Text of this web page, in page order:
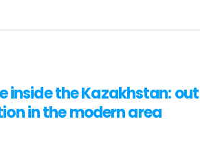
inside the Kazakhstan:
in the modern area